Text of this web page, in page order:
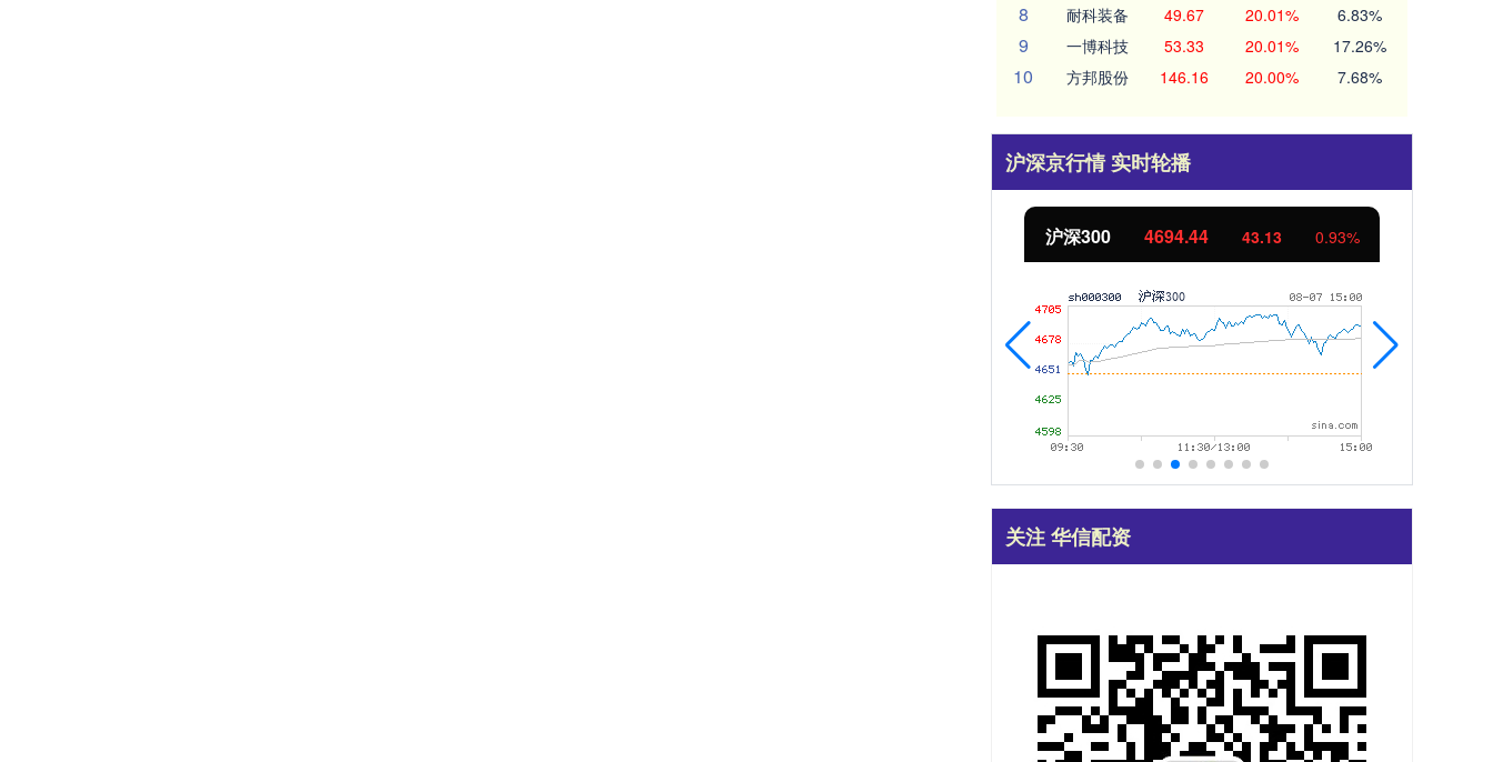
8 耐科装备 49.67 20.01% 6.83%
9 一博科技 53.33 20.01% 17.26%
10 方邦股份 146.16 20.00% 7.68%
沪深京行情 实时轮播
0.93% 北证50 1134.24
关注 华信配资